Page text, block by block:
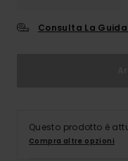
Consulta La
Questo prodotto è
Compra altre opzioni